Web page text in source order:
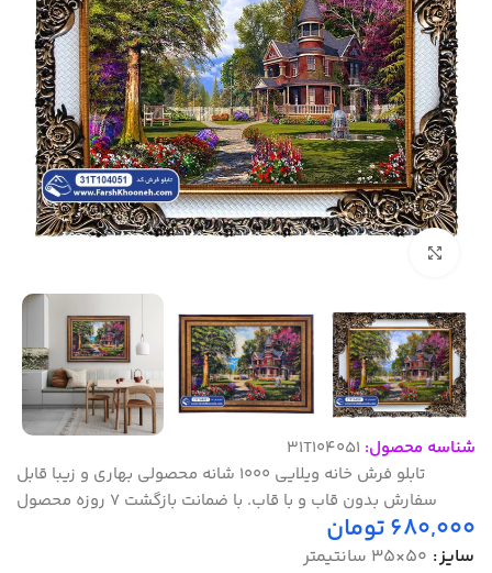
شناسه محصول: 31T104051
تابلو فرش خانه ویلایی 1000 شانه محصولی بهاری و زیبا قابل
سفارش بدون قاب و با قاب. با ضمانت بازگشت 7 روزه محصول
680,000تومان
سایز 50×35 سانتیمتر